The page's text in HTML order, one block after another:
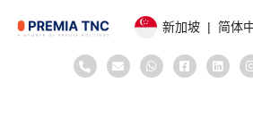
新加坡 | 简体